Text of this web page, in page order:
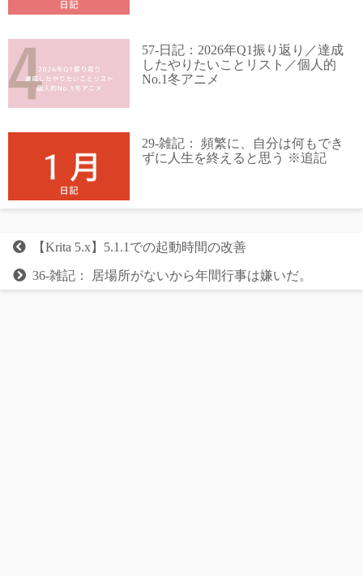
57-日記：2026年Q1振り返り／達成
したやりたいことリスト／個人的
No.1冬アニメ
29-雑記： 頻繁に、自分は何もでき
ずに人生を終えると思う ※追記
【Krita 5.x】5.1.1での起動時間の改善
36-雑記： 居場所がないから年間行事は嫌いだ。